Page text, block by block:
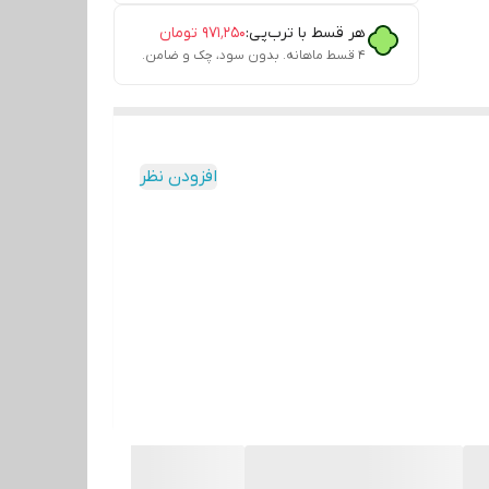
هر قسط با ترب‌پی:۹۷۱٬۲۵۰ تومان
۴ قسط ماهانه. بدون سود، چک و ضامن.
افزودن نظر